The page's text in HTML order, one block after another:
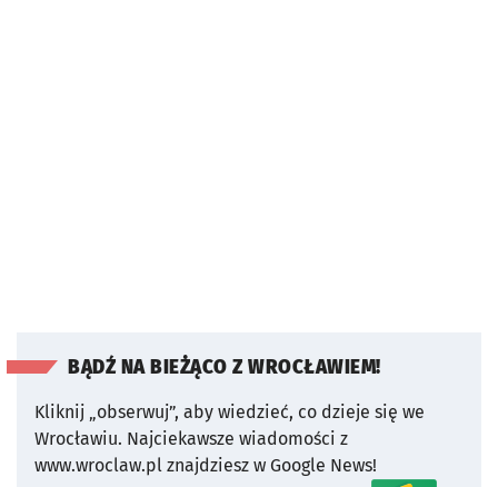
BĄDŹ NA BIEŻĄCO Z WROCŁAWIEM!
Kliknij „obserwuj”, aby wiedzieć, co dzieje się we
Wrocławiu. Najciekawsze wiadomości z
www.wroclaw.pl znajdziesz w Google News!